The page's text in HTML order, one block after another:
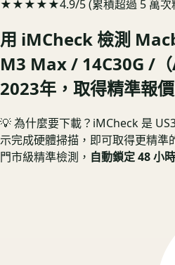
★★★★★4.9/5 (累積超過 5 萬次
用 iMCheck 檢測
M3 Max / 14C30G /（
2023年 ，取得精準報價
💡 為什麼要下載？ iMCheck 是
示完成硬體掃描，即可取得更精準
門市級精準檢測， 自動鎖定 48 小